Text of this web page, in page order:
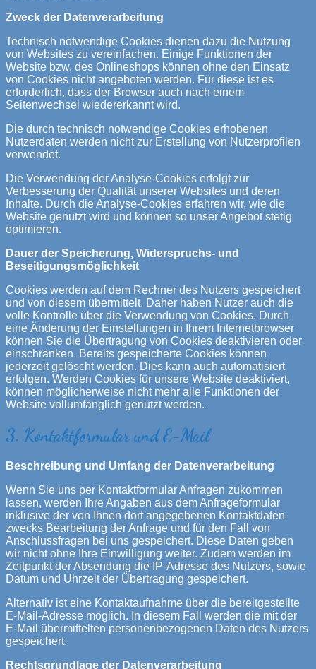
Zweck der Datenverarbeitung
Technisch notwendige Cookies dienen dazu die Nutzung
von Websites zu vereinfachen. Einige Funktionen der
Website bzw. des Onlineshops können ohne den Einsatz
von Cookies nicht angeboten werden. Für diese ist es
erforderlich, dass der Browser auch nach einem
Seitenwechsel wiedererkannt wird.
Die durch technisch notwendige Cookies erhobenen
Nutzerdaten werden nicht zur Erstellung von Nutzerprofilen
verwendet.
Die Verwendung der Analyse-Cookies erfolgt zur
Verbesserung der Qualität unserer Websites und deren
Inhalte. Durch die Analyse-Cookies erfahren wir, wie die
Website genutzt wird und können so unser Angebot stetig
optimieren.
Dauer der Speicherung, Widerspruchs- und
Beseitigungsmöglichkeit
Cookies werden auf dem Rechner des Nutzers gespeichert
und von diesem übermittelt. Daher haben Nutzer auch die
volle Kontrolle über die Verwendung von Cookies. Durch
eine Änderung der Einstellungen in Ihrem Internetbrowser
können Sie die Übertragung von Cookies deaktivieren oder
einschränken. Bereits gespeicherte Cookies können
jederzeit gelöscht werden. Dies kann auch automatisiert
erfolgen. Werden Cookies für unsere Website deaktiviert,
können möglicherweise nicht mehr alle Funktionen der
Website vollumfänglich genutzt werden.
3. Kontaktformular und E-Mail
Beschreibung und Umfang der Datenverarbeitung
Wenn Sie uns per Kontaktformular Anfragen zukommen
lassen, werden Ihre Angaben aus dem Anfrageformular
inklusive der von Ihnen dort angegebenen Kontaktdaten
zwecks Bearbeitung der Anfrage und für den Fall von
Anschlussfragen bei uns gespeichert. Diese Daten geben
wir nicht ohne Ihre Einwilligung weiter. Zudem werden im
Zeitpunkt der Absendung die IP-Adresse des Nutzers, sowie
Datum und Uhrzeit der Übertragung gespeichert.
Alternativ ist eine Kontaktaufnahme über die bereitgestellte
E-Mail-Adresse möglich. In diesem Fall werden die mit der
E-Mail übermittelten personenbezogenen Daten des Nutzers
gespeichert.
Rechtsgrundlage der Datenverarbeitung